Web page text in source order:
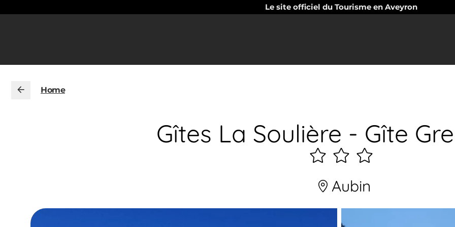
Le site officiel du Tourisme en Aveyron
Home
Gîtes La Soulière - Gîte
3
étoiles
Aubin